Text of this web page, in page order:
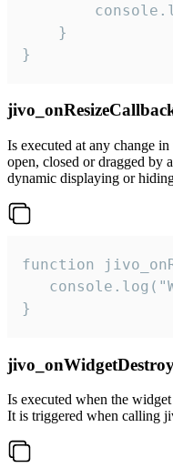
    }
}
Is executed at any change
open, closed or dragged by
dynamic displaying or
function
}
Is executed when the
It is triggered when calling